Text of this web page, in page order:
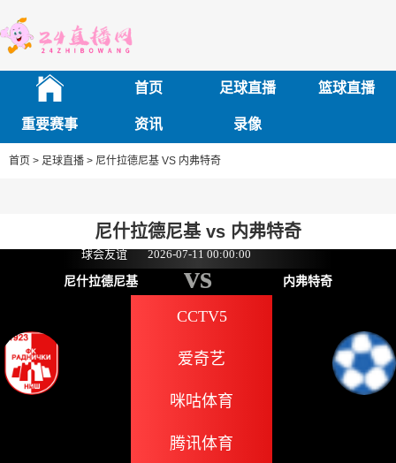
首页 足球直播 篮球直播
重要赛事 资讯 录像
首页 > 足球直播 > 尼什拉德尼基 VS 内弗特奇
尼什拉德尼基 vs 内弗特奇
球会友谊 2026-07-11 00:00:00
尼什拉德尼基 vs 内弗特奇
CCTV5
爱奇艺
咪咕体育
腾讯体育